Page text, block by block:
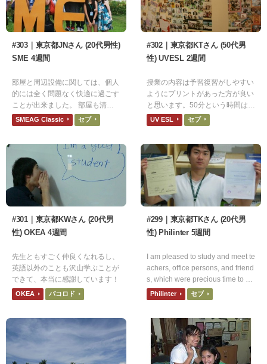
#303｜東京都JNさん (20代男性)
SME 4週間
部屋と周辺設備に関しては、個人
的には全く問題なく快適に過ごす
ことが出来ました。 部屋も清潔
感が保たれており、過ごしやすか
ったです。
SMEAG Classic セブ
#302｜東京都KTさん (50代男
性) UVESL 2週間
授業の内容は予習復習がしやすい
ようにプリントがあった方が良い
と思います。50分という時間は丁
度いいと思います。
UV ESL セブ
#301｜東京都KWさん (20代男
性) OKEA 4週間
先生ともすごく仲良くなれるし、
英語以外のことも沢山学ぶことが
できて、本当に感謝しています！
OKEA バコロド
#299｜東京都TKさん (20代男
性) Philinter 5週間
I am pleased to study and meet te
achers, office persons, and friend
s, which were precious time to m
e. I really appreciate all of it. Than
k you very much!
Philinter セブ